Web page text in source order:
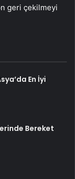
geri çekilmeyi
En İyi
Bereket